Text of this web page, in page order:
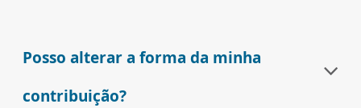
Posso alterar a forma da minha
contribuição?